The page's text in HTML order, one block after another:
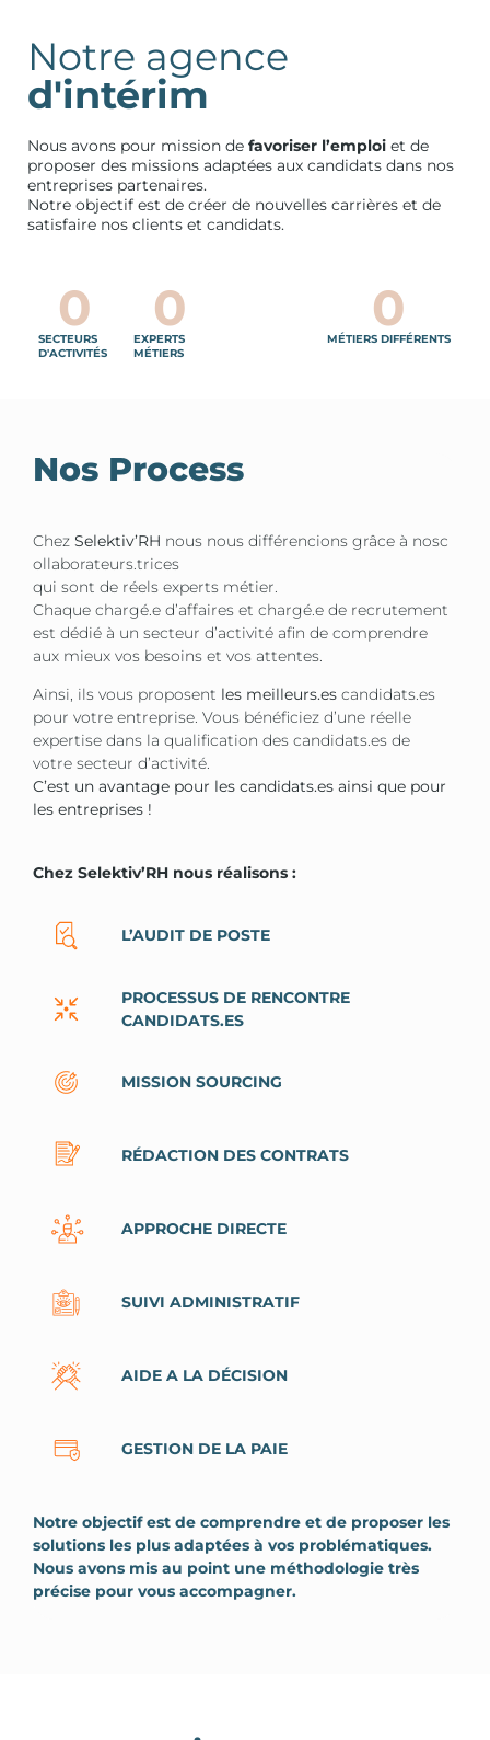
Notre agence
d'intérim
Nous avons pour mission de favoriser l’emploi et de
proposer des missions adaptées aux candidats dans nos
entreprises partenaires.
Notre objectif est de créer de nouvelles carrières et de
satisfaire nos clients et candidats.
SECTEURS
D'ACTIVITÉS
0
EXPERTS
MÉTIERS
0
MÉTIERS DIFFÉRENTS
0
Nos Process
Chez Selektiv’RH nous nous différencions grâce à nosc
ollaborateurs.trices
qui sont de réels experts métier.
Chaque chargé.e d’affaires et chargé.e de recrutement
est dédié à un secteur d’activité afin de comprendre
aux mieux vos besoins et vos attentes.
Ainsi, ils vous proposent les meilleurs.es candidats.es
pour votre entreprise. Vous bénéficiez d’une réelle
expertise dans la qualification des candidats.es de
votre secteur d’activité.
C’est un avantage pour les candidats.es ainsi que pour
les entreprises !
Chez Selektiv’RH nous réalisons :
L’AUDIT DE POSTE
PROCESSUS DE RENCONTRE
CANDIDATS.ES
MISSION SOURCING
RÉDACTION DES CONTRATS
APPROCHE DIRECTE
SUIVI ADMINISTRATIF
AIDE A LA DÉCISION
GESTION DE LA PAIE
Notre objectif est de comprendre et de proposer les
solutions les plus adaptées à vos problématiques.
Nous avons mis au point une méthodologie très
précise pour vous accompagner.